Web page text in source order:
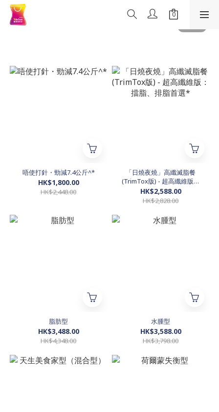
唔使打針・勁減7.4公斤^*
HK$1,800.00
HK$2,448.00
「日燒夜燒」高纖滅脂餐
(TrimTox版) - 超高纖維版：
擋脂、排脂首選*
HK$2,588.00
HK$2,828.00
脂肪型
HK$3,488.00
HK$4,348.00
水腫型
HK$3,588.00
HK$3,798.00